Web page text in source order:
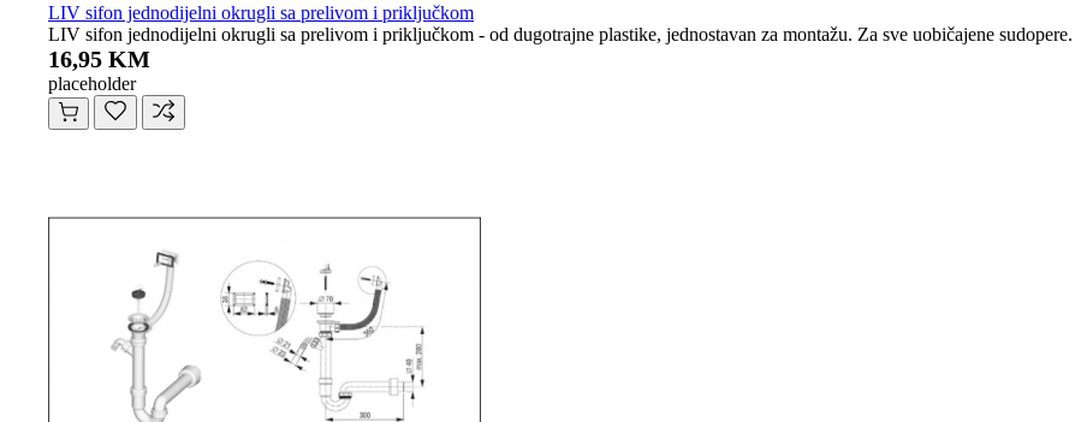
LIV sifon jednodijelni okrugli sa prelivom i priključkom
LIV sifon jednodijelni okrugli sa prelivom i priključkom - od dugotrajne plastike, jednostavan za montažu. Za sve uobičajene sudopere.
16,95 KM
placeholder